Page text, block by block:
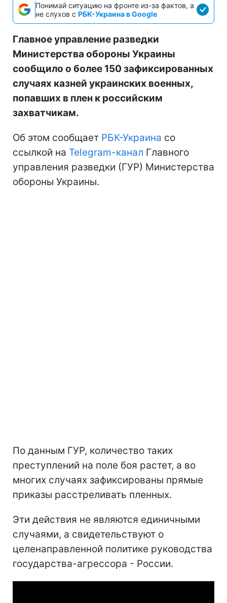
Понимай ситуацию на фронте из-за фактов, а
не слухов с РБК-Украина в Google
Главное управление разведки
Министерства обороны Украины
сообщило о более 150 зафиксированных
случаях казней украинских военных,
попавших в плен к российским
захватчикам.
Об этом сообщает РБК-Украина со
ссылкой на Telegram-канал Главного
управления разведки (ГУР) Министерства
обороны Украины.
По данным ГУР, количество таких
преступлений на поле боя растет, а во
многих случаях зафиксированы прямые
приказы расстреливать пленных.
Эти действия не являются единичными
случаями, а свидетельствуют о
целенаправленной политике руководства
государства-агрессора - России.